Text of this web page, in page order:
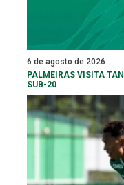
6 de agosto de 2026
PALMEIRAS VISITA
SUB-20